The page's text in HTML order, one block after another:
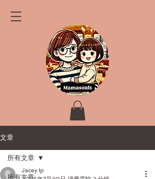
文章
所有文章
所有文章
Jacey Ip